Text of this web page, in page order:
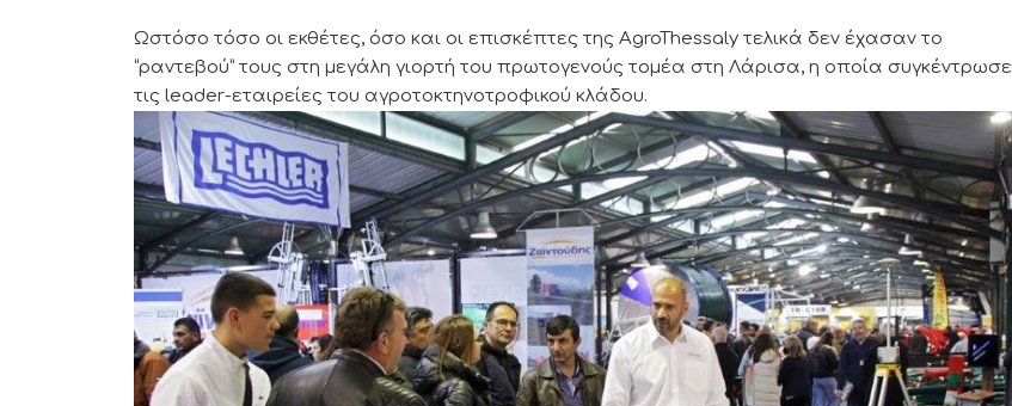
Ωστόσο τόσο οι εκθέτες, όσο και οι επισκέπτες της AgroThessaly τελικά δεν έχασαν το
“ραντεβού” τους στη μεγάλη γιορτή του πρωτογενούς τομέα στη Λάρισα, η οποία συγκέντρωσε
τις leader-εταιρείες του αγροτοκτηνοτροφικού κλάδου.